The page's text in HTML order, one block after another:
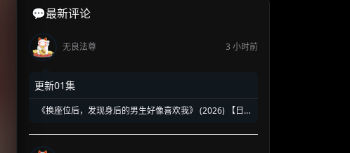
💬最新评论
无良法尊 3 小时前
更新01集
《换座位后，发现身后的男生好像喜欢我》 (2026) 【日
座位引发的直球高甜校园BL